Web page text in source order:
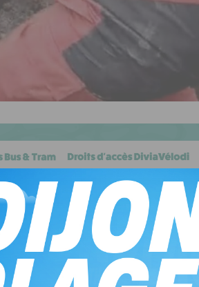
Côte-d’Or sont venus au
banale. En effet, les sauveteurs sont